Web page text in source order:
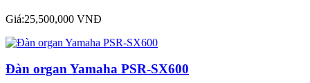
Giá:25,500,000 VNĐ
Đàn organ Yamaha PSR-SX600